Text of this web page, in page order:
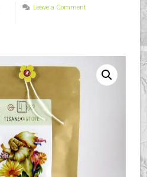
Leave a Comment